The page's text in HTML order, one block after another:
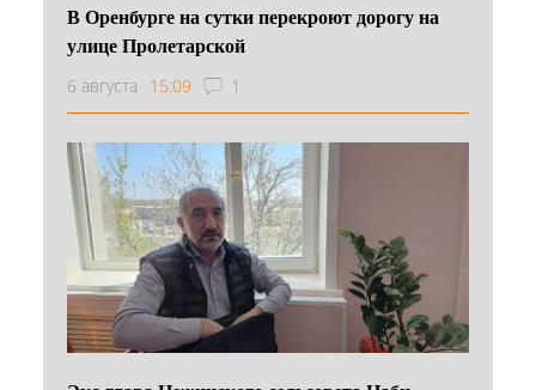
В Оренбурге на сутки перекроют дорогу на
улице Пролетарской
6 августа 15:09 1